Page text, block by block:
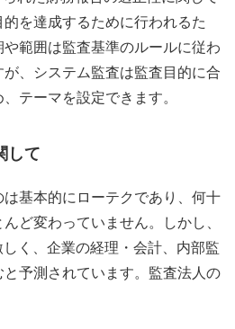
を達成するために行われるた
範囲は監査基準のルールに従わ
、システム監査は監査目的に合
テーマを設定できます。
して
基本的にローテクであり、何十
ど変わっていません。しかし、
く、企業の経理・会計、内部監
予測されています。監査法人の